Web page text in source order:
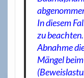
In diesem
zu
Abnahme
Mängel